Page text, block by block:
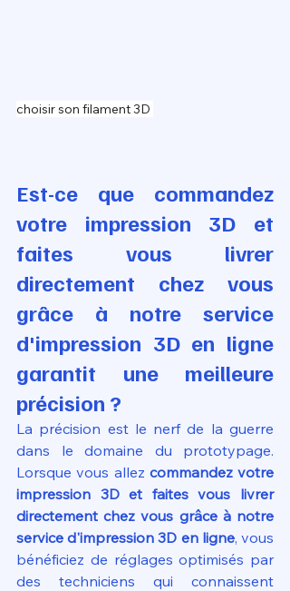
choisir son filament 3D
Est-ce que commandez
votre impression 3D et
faites vous livrer
directement chez vous
grâce à notre service
d'impression 3D en ligne
garantit une meilleure
précision ?
La précision est le nerf de la guerre
dans le domaine du prototypage.
Lorsque vous allez commandez votre
impression 3D et faites vous livrer
directement chez vous grâce à notre
service d'impression 3D en ligne, vous
bénéficiez de réglages optimisés par
des techniciens qui connaissent